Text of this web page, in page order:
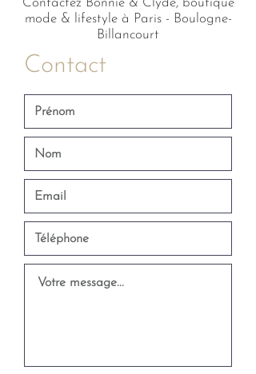
Contactez Bonnie & Clyde, boutique
mode & lifestyle à Paris - Boulogne-
Billancourt
Contact